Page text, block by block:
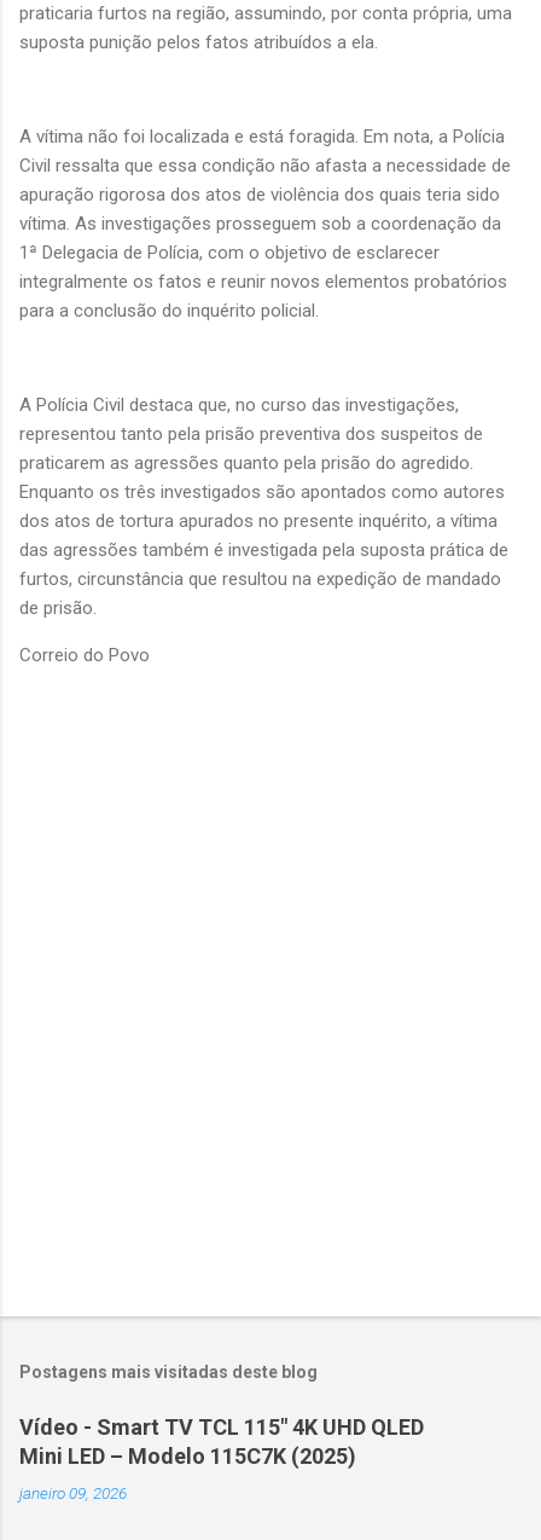
praticaria furtos na região, assumindo, por conta própria, uma
suposta punição pelos fatos atribuídos a ela.
A vítima não foi localizada e está foragida. Em nota, a Polícia
Civil ressalta que essa condição não afasta a necessidade de
apuração rigorosa dos atos de violência dos quais teria sido
vítima. As investigações prosseguem sob a coordenação da
1ª Delegacia de Polícia, com o objetivo de esclarecer
integralmente os fatos e reunir novos elementos probatórios
para a conclusão do inquérito policial.
A Polícia Civil destaca que, no curso das investigações,
representou tanto pela prisão preventiva dos suspeitos de
praticarem as agressões quanto pela prisão do agredido.
Enquanto os três investigados são apontados como autores
dos atos de tortura apurados no presente inquérito, a vítima
das agressões também é investigada pela suposta prática de
furtos, circunstância que resultou na expedição de mandado
de prisão.
Correio do Povo
Postagens mais visitadas deste blog
Vídeo - Smart TV TCL 115" 4K UHD QLED
Mini LED – Modelo 115C7K (2025)
janeiro 09, 2026